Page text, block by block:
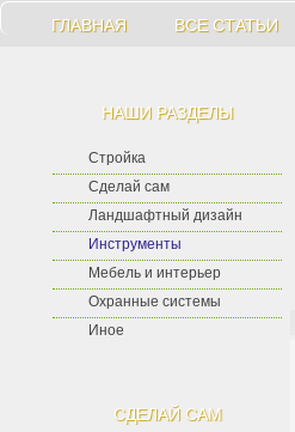
ГЛАВНАЯ ВСЕ СТАТЬИ
НАШИ РАЗДЕЛЫ
Стройка
Сделай сам
Ландшафтный дизайн
Инструменты
Мебель и интерьер
Охранные системы
Иное
СДЕЛАЙ САМ